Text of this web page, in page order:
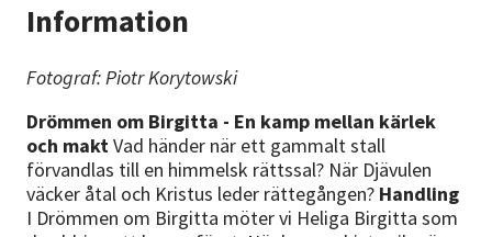
Information
Fotograf: Piotr Korytowski
Drömmen om Birgitta - En kamp mellan kärlek
och maktVad händer när ett gammalt stall
förvandlas till en himmelsk rättssal? När Djävulen
väcker åtal och Kristus leder rättegången? Handling
I Drömmen om Birgitta möter vi Heliga Birgitta som